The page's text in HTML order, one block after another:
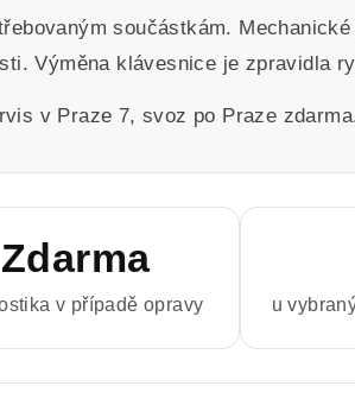
součástkám.
Výměna klávesnice je zpravidla
v Praze 7, svoz po Praze
Zdarma
v případě opravy u